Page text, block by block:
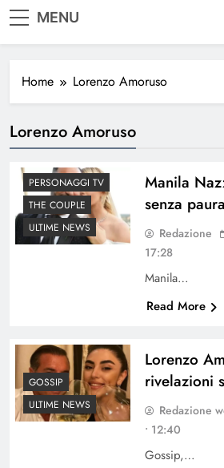
MENU
Home Lorenzo Amoruso
Lorenzo Amoruso
PERSONAGGI TV
THE COUPLE
ULTIME NEWS
Manila
senza
Redazione
17:28
Manila…
Read More
GOSSIP
ULTIME NEWS
Lorenzo
rivelazioni
Redazione
• 12:40
Gossip,…